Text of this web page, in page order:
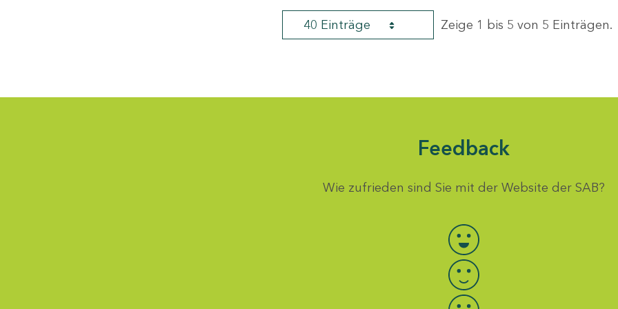
40 Einträge Zeige 1 bis 5 von 5 Einträgen.
Feedback
Wie zufrieden sind Sie mit der Website der SAB?
Bewertung auswählen